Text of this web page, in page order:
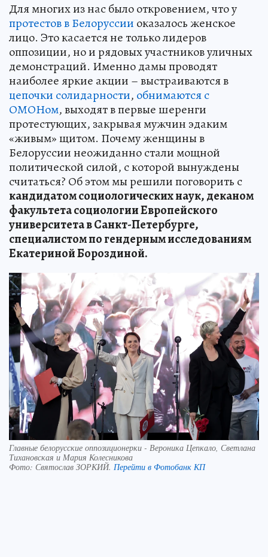
Для многих из нас было откровением, что у
протестов в Белоруссии оказалось женское
лицо. Это касается не только лидеров
оппозиции, но и рядовых участников уличных
демонстраций. Именно дамы проводят
наиболее яркие акции – выстраиваются в
цепочки солидарности, обнимаются с
ОМОНом, выходят в первые шеренги
протестующих, закрывая мужчин эдаким
«живым» щитом. Почему женщины в
Белоруссии неожиданно стали мощной
политической силой, с которой вынуждены
считаться? Об этом мы решили поговорить с
кандидатом социологических наук, деканом
факультета социологии Европейского
университета в Санкт-Петербурге,
специалистом по гендерным исследованиям
Екатериной Бороздиной.
Главные белорусские оппозиционерки - Вероника Цепкало, Светлана
Тихановская и Мария Колесникова
Фото: Святослав ЗОРКИЙ. Перейти в Фотобанк КП